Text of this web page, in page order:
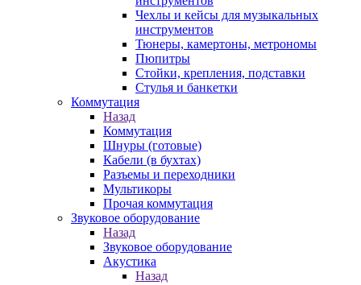
Чехлы и кейсы для музыкальных
инструментов
Тюнеры, камертоны, метрономы
Пюпитры
Стойки, крепления, подставки
Стулья и банкетки
Коммутация
Назад
Коммутация
Шнуры (готовые)
Кабели (в бухтах)
Разъемы и переходники
Мультикоры
Прочая коммутация
Звуковое оборудование
Назад
Звуковое оборудование
Акустика
Назад